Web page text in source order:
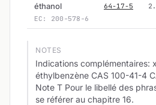
éthanol
EC: 200-578-6
64-17-5
NOTES
Indications complémentaires:
éthylbenzène CAS 100-41-4
Note T Pour le libellé des
se référer au chapitre 16.